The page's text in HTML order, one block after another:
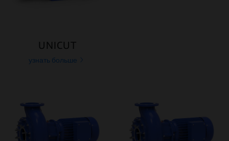
UNICUT
узнать больше